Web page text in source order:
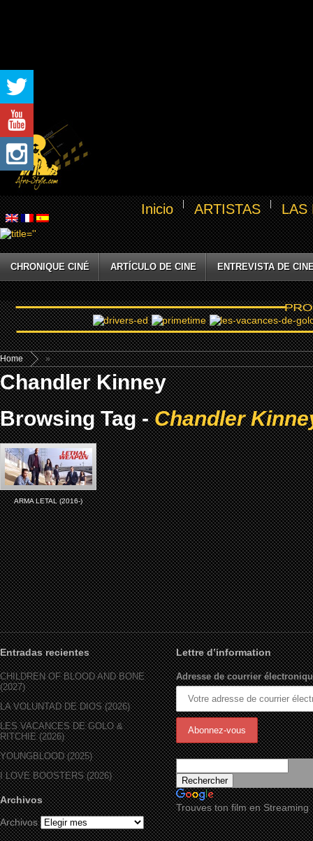
Inicio ARTISTAS LAS
CHRONIQUE CINÉ ARTÍCULO DE CINE ENTREVISTA DE
Home »
Chandler Kinney
Browsing Tag -Chandler
ARMA LETAL (2016-)
Entradas recientes
CHILDREN OF BLOOD AND BONE
(2027)
LA VOLUNTAD DE DIOS (2026)
LES VACANCES DE GOLO &
RITCHIE (2026)
YOUNGBLOOD (2025)
I LOVE BOOSTERS (2026)
Archivos
Archivos
Lettre d’information
Adresse de courrier
Trouves ton film en Streaming